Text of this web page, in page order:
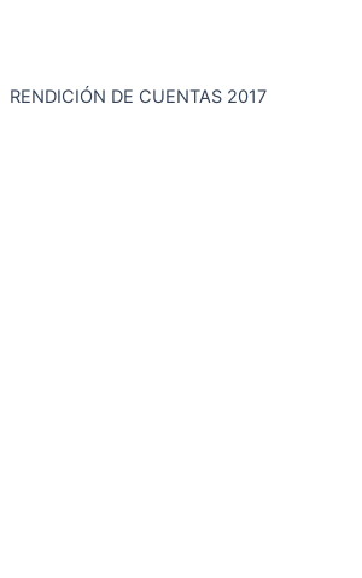
RENDICIÓN DE CUENTAS 2017